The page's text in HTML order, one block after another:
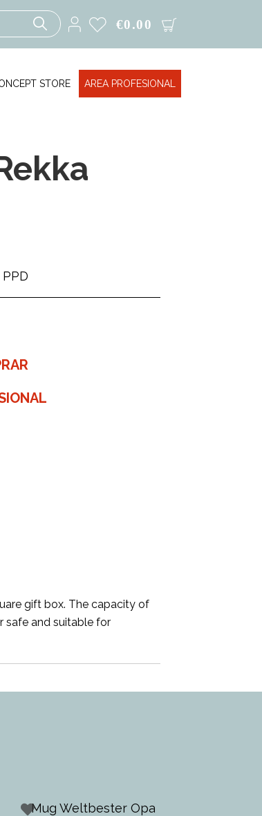
0.00
€
STORE AREA PROFESIONAL
PPD
gift box. The capacity of
safe and suitable for
Mug Weltbester Opa